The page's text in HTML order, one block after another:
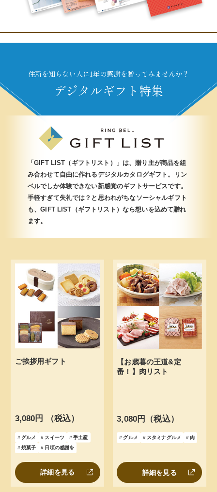
住所を知らない人に1年の感謝を贈ってみませんか？
デジタルギフト特集
「GIFT LIST（ギフトリスト）」は、贈り主が商品を組
み合わせて自由に作れるデジタルカタログギフト。
リン
ベルでしか体験できない新感覚のギフトサービスです。
手軽すぎて失礼では？と思われがちなソーシャルギフト
も、GIFT LIST（ギフトリスト）なら想いを込めて贈れ
ます。
ご挨拶用ギフト
3,080円 （税込）
グルメ スイーツ
手土産
焼菓子
日頃の感謝を
詳細を見る
【お歳暮の王道&定
番！】肉リスト
3,080円（税込）
グルメ スタミナグルメ 肉
詳細を見る